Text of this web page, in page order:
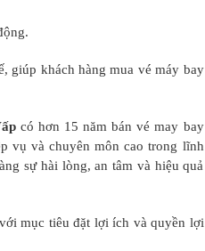
giúp khách hàng mua vé máy bay
có hơn 15 năm bán vé may bay
vụ và chuyên môn cao trong lĩnh
sự hài lòng, an tâm và hiệu quả
mục tiêu đặt lợi ích và quyền lợi